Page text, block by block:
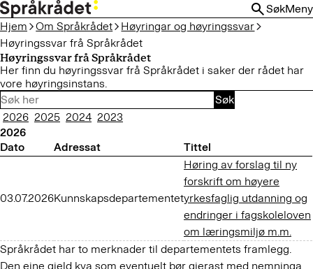
HOPP
TIL
HOVEDINNHOLD
SøkMeny
Hjem
Om Språkrådet
Høyringar og høyringssvar
Høyringssvar frå Språkrådet
Høyringssvar frå Språkrådet
Her finn du høyringssvar frå Språkrådet i saker der rådet har
vore høyringsinstans.
Søk
2026 2025 2024 2023
2026
Dato
Adressat Tittel
03.07.2026Kunnskapsdepartementet
Høring av forslag til ny
forskrift om høyere
yrkesfaglig utdanning og
endringer i fagskoleloven
om læringsmiljø m.m.
Språkrådet har to merknader til departementets framlegg.
Den eine gjeld kva som eventuelt bør gjerast med nemninga